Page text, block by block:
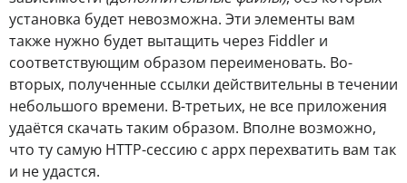
установка будет невозможна. Эти элементы вам
также нужно будет вытащить через Fiddler и
соответствующим образом переименовать. Во-
вторых, полученные ссылки действительны в течении
небольшого времени. В-третьих, не все приложения
удаётся скачать таким образом. Вполне возможно,
что ту самую HTTP-сессию с appx перехватить вам так
и не удастся.